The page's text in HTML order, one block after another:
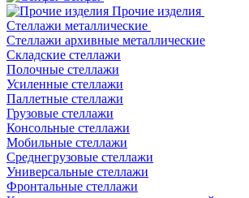
Прочие изделия
Стеллажи металлические
Cтеллажи архивные металлические
Складские стеллажи
Полочные стеллажи
Усиленные стеллажи
Паллетные стеллажи
Грузовые стеллажи
Консольные стеллажи
Мобильные стеллажи
Среднегрузовые стеллажи
Универсальные стеллажи
Фронтальные стеллажи